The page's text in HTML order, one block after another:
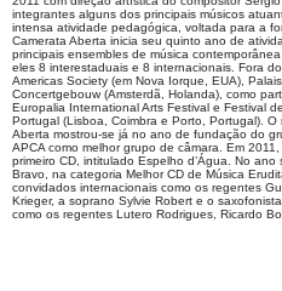
integrantes alguns dos principais músicos
intensa atividade pedagógica, voltada para a
Camerata Aberta inicia seu quinto ano de
principais ensembles de música
eles 8 interestaduais e 8 internacionais. Fora
Americas Society (em Nova Iorque, EUA),
Concertgebouw (Amsterdã, Holanda), como
Europalia International Arts Festival e Festival
Portugal (Lisboa, Coimbra e Porto, Portugal).
Aberta mostrou-se já no ano de fundação do
APCA como melhor grupo de câmara. Em
primeiro CD, intitulado Espelho d’Água. No
Bravo, na categoria Melhor CD de Música
convidados internacionais como os regentes
Krieger, a soprano Sylvie Robert e o
como os regentes Lutero Rodrigues, Ricardo